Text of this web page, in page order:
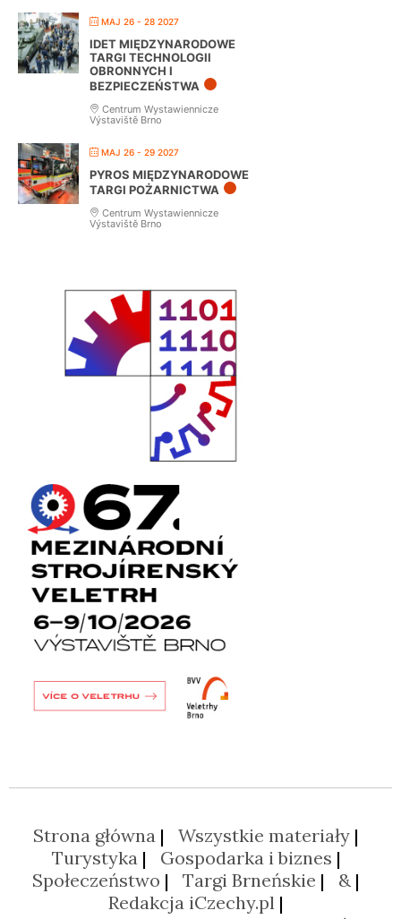
MAJ 26 - 28 2027
IDET MIĘDZYNARODOWE
TARGI TECHNOLOGII
OBRONNYCH I
BEZPIECZEŃSTWA
Centrum Wystawiennicze
Výstaviště Brno
MAJ 26 - 29 2027
PYROS MIĘDZYNARODOWE
TARGI POŻARNICTWA
Centrum Wystawiennicze
Výstaviště Brno
Strona główna
Wszystkie materiały
Turystyka
Gospodarka i biznes
Społeczeństwo
Targi Brneńskie
&
Redakcja iCzechy.pl